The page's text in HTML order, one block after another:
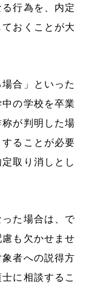
行為を、内定
おくことが大
合」といった
の学校を卒業
が判明した場
ることが必要
取り消しとし
た場合は、で
も欠かせませ
者への説得方
に相談するこ